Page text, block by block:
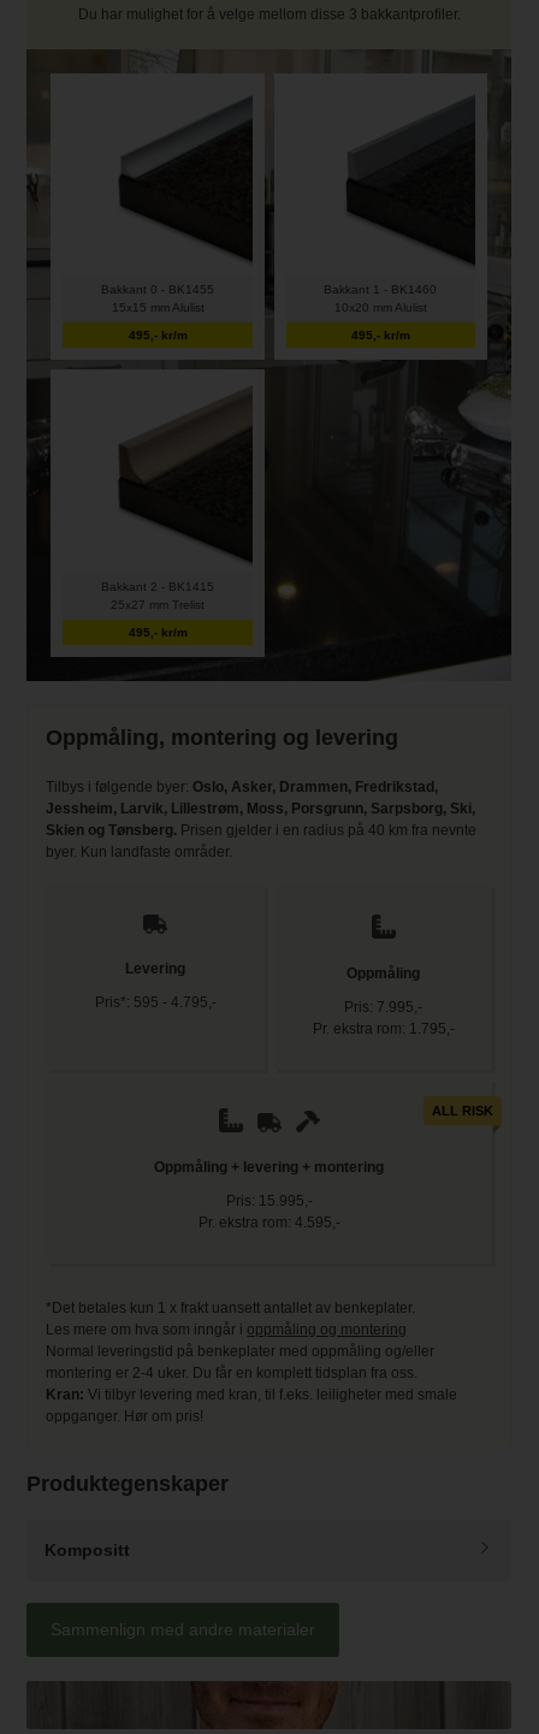
Du har mulighet for å velge mellom disse 3 bakkantprofiler.
Bakkant 0 - BK1455
15x15 mm Alulist
495,- kr/m
Bakkant 1 - BK1460
10x20 mm Alulist
495,- kr/m
Bakkant 2 - BK1415
25x27 mm Trelist
495,- kr/m
Oppmåling, montering og levering
Tilbys i følgende byer: Oslo, Asker, Drammen, Fredrikstad,
Jessheim, Larvik, Lillestrøm, Moss, Porsgrunn, Sarpsborg, Ski,
Skien og Tønsberg. Prisen gjelder i en radius på 40 km fra nevnte
byer. Kun landfaste områder.
Levering
Pris*: 595 - 4.795,-
Oppmåling
Pris: 7.995,-
Pr. ekstra rom: 1.795,-
ALL RISK
Oppmåling + levering + montering
Pris: 15.995,-
Pr. ekstra rom: 4.595,-
*Det betales kun 1 x frakt uansett antallet av benkeplater.
Les mere om hva som inngår i oppmåling og montering
Normal leveringstid på benkeplater med oppmåling og/eller
montering er 2-4 uker. Du får en komplett tidsplan fra oss.
Kran: Vi tilbyr levering med kran, til f.eks. leiligheter med smale
oppganger. Hør om pris!
Produktegenskaper
Kompositt
Sammenlign med andre materialer